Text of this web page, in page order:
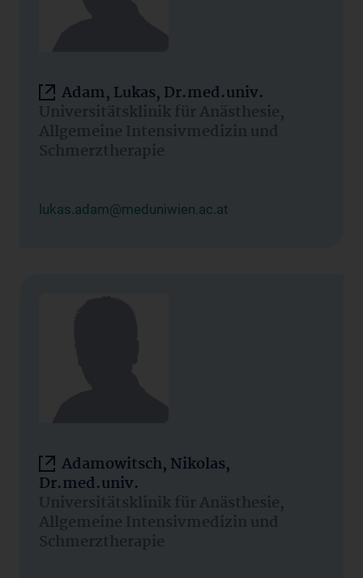
Adam, Lukas, Dr.med.univ.
Universitätsklinik für Anästhesie,
Allgemeine Intensivmedizin und
Schmerztherapie
lukas.adam@meduniwien.ac.at
Adamowitsch, Nikolas,
Dr.med.univ.
Universitätsklinik für Anästhesie,
Allgemeine Intensivmedizin und
Schmerztherapie